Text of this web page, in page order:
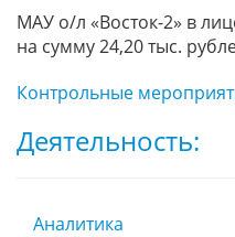
МАУ о/л «Восток-2» в
на сумму 24,20 тыс.
Контрольные
Деятельность:
Аналитика